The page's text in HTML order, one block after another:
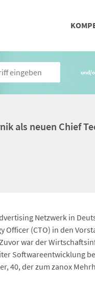
und/
als neuen Chief
Netzwerk in
Officer (CTO) in den
war der
Softwareentwicklung
40, der zum zanox